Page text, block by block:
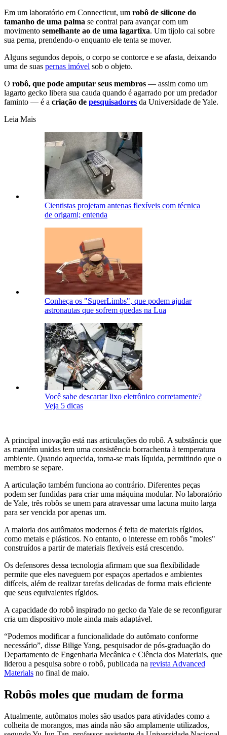
Em um laboratório em Connecticut, um robô de silicone do
tamanho de uma palma se contrai para avançar com um
movimento semelhante ao de uma lagartixa. Um tijolo cai sobre
sua perna, prendendo-o enquanto ele tenta se mover.
Alguns segundos depois, o corpo se contorce e se afasta, deixando
uma de suas pernas imóvel sob o objeto.
O robô, que pode amputar seus membros — assim como um
lagarto gecko libera sua cauda quando é agarrado por um predador
faminto — é a criação de pesquisadores da Universidade de Yale.
Leia Mais
Cientistas projetam antenas flexíveis com técnica
de origami; entenda
Conheça os "SuperLimbs", que podem ajudar
astronautas que sofrem quedas na Lua
Você sabe descartar lixo eletrônico corretamente?
Veja 5 dicas
A principal inovação está nas articulações do robô. A substância que
as mantém unidas tem uma consistência borrachenta à temperatura
ambiente. Quando aquecida, torna-se mais líquida, permitindo que o
membro se separe.
A articulação também funciona ao contrário. Diferentes peças
podem ser fundidas para criar uma máquina modular. No laboratório
de Yale, três robôs se unem para atravessar uma lacuna muito larga
para ser vencida por apenas um.
A maioria dos autômatos modernos é feita de materiais rígidos,
como metais e plásticos. No entanto, o interesse em robôs "moles"
construídos a partir de materiais flexíveis está crescendo.
Os defensores dessa tecnologia afirmam que sua flexibilidade
permite que eles naveguem por espaços apertados e ambientes
difíceis, além de realizar tarefas delicadas de forma mais eficiente
que seus equivalentes rígidos.
A capacidade do robô inspirado no gecko da Yale de se reconfigurar
cria um dispositivo mole ainda mais adaptável.
“Podemos modificar a funcionalidade do autômato conforme
necessário”, disse Bilige Yang, pesquisador de pós-graduação do
Departamento de Engenharia Mecânica e Ciência dos Materiais, que
liderou a pesquisa sobre o robô, publicada na revista Advanced
Materials no final de maio.
Robôs moles que mudam de forma
Atualmente, autômatos moles são usados para atividades como a
colheita de morangos, mas ainda não são amplamente utilizados,